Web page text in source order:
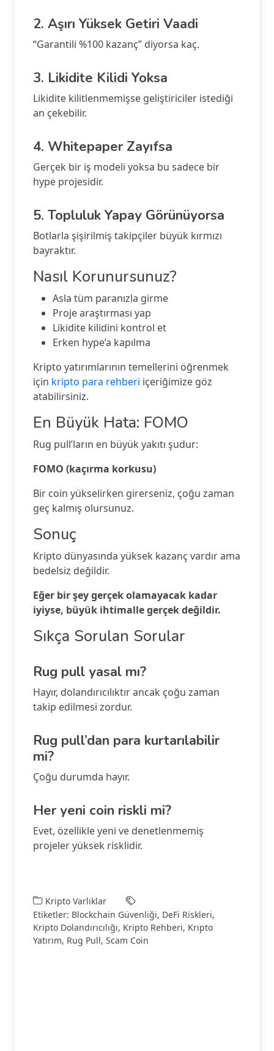
2. Aşırı Yüksek Getiri Vaadi
“Garantili %100 kazanç” diyorsa kaç.
3. Likidite Kilidi Yoksa
Likidite kilitlenmemişse geliştiriciler istediği
an çekebilir.
4. Whitepaper Zayıfsa
Gerçek bir iş modeli yoksa bu sadece bir
hype projesidir.
5. Topluluk Yapay Görünüyorsa
Botlarla şişirilmiş takipçiler büyük kırmızı
bayraktır.
Nasıl Korunursunuz?
Asla tüm paranızla girme
Proje araştırması yap
Likidite kilidini kontrol et
Erken hype’a kapılma
Kripto yatırımlarının temellerini öğrenmek
için kripto para rehberi içeriğimize göz
atabilirsiniz.
En Büyük Hata: FOMO
Rug pull’ların en büyük yakıtı şudur:
FOMO (kaçırma korkusu)
Bir coin yükselirken girerseniz, çoğu zaman
geç kalmış olursunuz.
Sonuç
Kripto dünyasında yüksek kazanç vardır ama
bedelsiz değildir.
Eğer bir şey gerçek olamayacak kadar
iyiyse, büyük ihtimalle gerçek değildir.
Sıkça Sorulan Sorular
Rug pull yasal mı?
Hayır, dolandırıcılıktır ancak çoğu zaman
takip edilmesi zordur.
Rug pull’dan para kurtarılabilir
mi?
Çoğu durumda hayır.
Her yeni coin riskli mi?
Evet, özellikle yeni ve denetlenmemiş
projeler yüksek risklidir.
Kripto Varlıklar
Etiketler: Blockchain Güvenliği, DeFi Riskleri,
Kripto Dolandırıcılığı, Kripto Rehberi, Kripto
Yatırım, Rug Pull, Scam Coin